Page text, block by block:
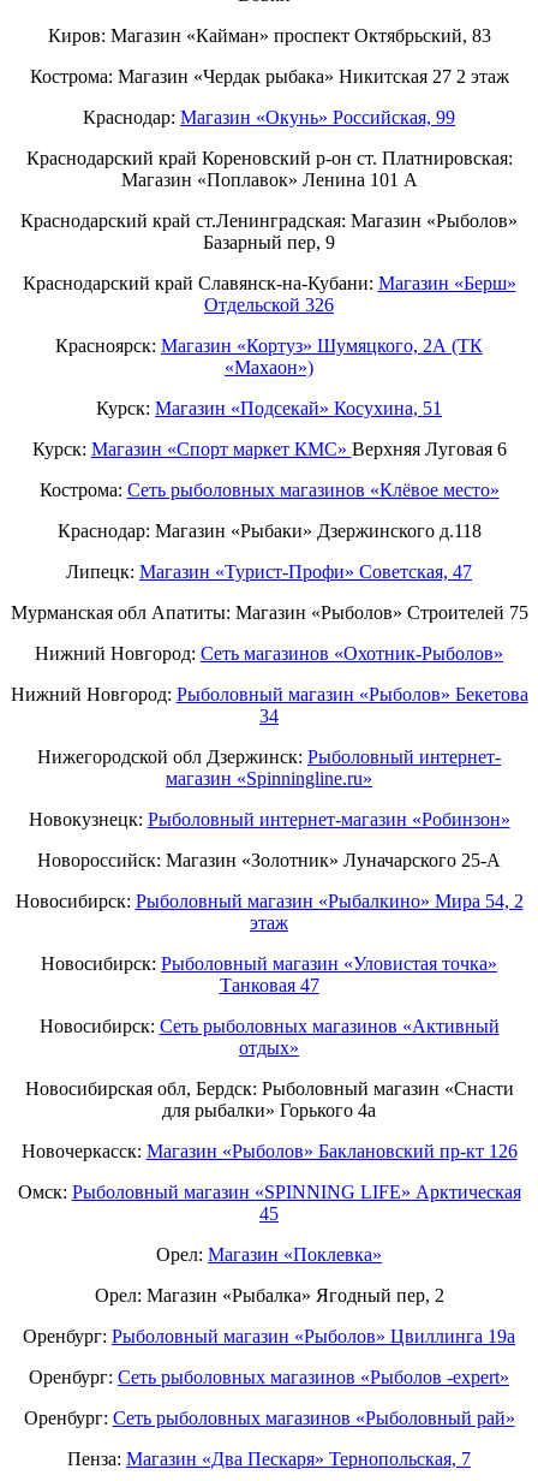
Киров: Магазин «Кайман» проспект Октябрьский, 83
Кострома: Магазин «Чердак рыбака» Никитская 27 2 этаж
Краснодар: Магазин «Окунь» Российская, 99
Краснодарский край Кореновский р-он ст. Платнировская:
Магазин «Поплавок» Ленина 101 А
Краснодарский край ст.Ленинградская: Магазин «Рыболов»
Базарный пер, 9
Краснодарский край Славянск-на-Кубани: Магазин «Берш»
Отдельской 326
Красноярск: Магазин «Кортуз» Шумяцкого, 2А (ТК
«Махаон»)
Курск: Магазин «Подсекай» Косухина, 51
Курск: Магазин «Спорт маркет КМС» Верхняя Луговая 6
Кострома: Сеть рыболовных магазинов «Клёвое место»
Краснодар: Магазин «Рыбаки» Дзержинского д.118
Липецк: Магазин «Турист-Профи» Советская, 47
Мурманская обл Апатиты: Магазин «Рыболов» Строителей 75
Нижний Новгород: Cеть магазинов «Охотник-Рыболов»
Нижний Новгород: Рыболовный магазин «Рыболов» Бекетова
34
Нижегородской обл Дзержинск: Рыболовный интернет-
магазин «Spinningline.ru»
Новокузнецк: Рыболовный интернет-магазин «Робинзон»
Новороссийск: Магазин «Золотник» Луначарского 25-А
Новосибирск: Рыболовный магазин «Рыбалкино» Мира 54, 2
этаж
Новосибирск: Рыболовный магазин «Уловистая точка»
Танковая 47
Новосибирск: Сеть рыболовных магазинов «Активный
отдых»
Новосибирская обл, Бердск: Рыболовный магазин «Снасти
для рыбалки» Горького 4а
Новочеркасск: Магазин «Рыболов» Баклановский пр-кт 126
Омск: Рыболовный магазин «SPINNING LIFE» Арктическая
45
Орел: Магазин «Поклевка»
Орел: Магазин «Рыбалка» Ягодный пер, 2
Оренбург: Рыболовный магазин «Рыболов» Цвиллинга 19а
Оренбург: Сеть рыболовных магазинов «Рыболов -expert»
Оренбург: Сеть рыболовных магазинов «Рыболовный рай»
Пенза: Магазин «Два Пескаря» Тернопольская, 7